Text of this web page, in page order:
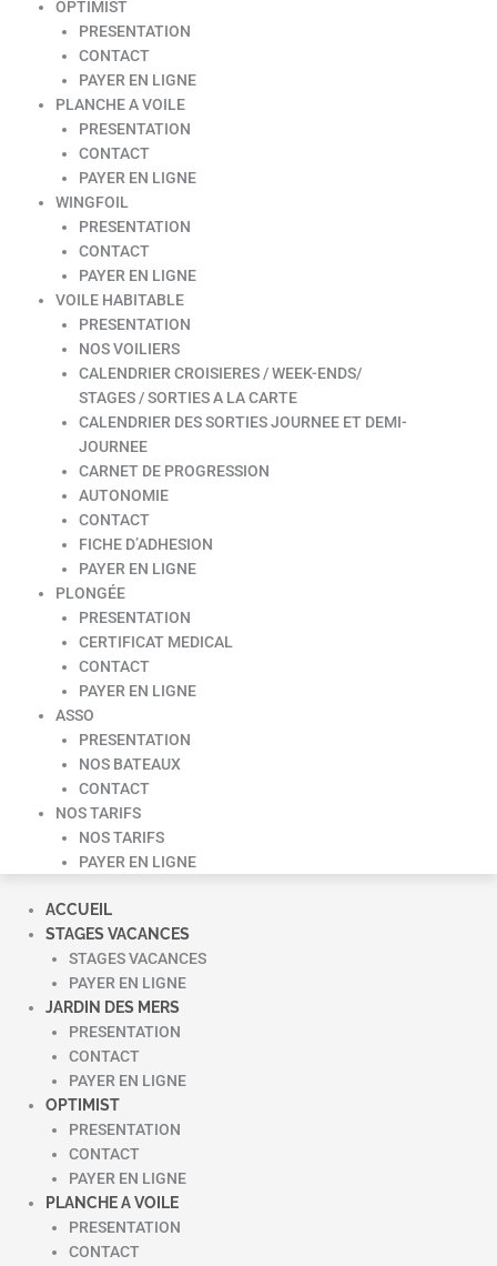
OPTIMIST
PRESENTATION
CONTACT
PAYER EN LIGNE
PLANCHE A VOILE
PRESENTATION
CONTACT
PAYER EN LIGNE
WINGFOIL
PRESENTATION
CONTACT
PAYER EN LIGNE
VOILE HABITABLE
PRESENTATION
NOS VOILIERS
CALENDRIER CROISIERES / WEEK-ENDS/
STAGES / SORTIES A LA CARTE
CALENDRIER DES SORTIES JOURNEE ET DEMI-
JOURNEE
CARNET DE PROGRESSION
AUTONOMIE
CONTACT
FICHE D’ADHESION
PAYER EN LIGNE
PLONGÉE
PRESENTATION
CERTIFICAT MEDICAL
CONTACT
PAYER EN LIGNE
ASSO
PRESENTATION
NOS BATEAUX
CONTACT
NOS TARIFS
NOS TARIFS
PAYER EN LIGNE
ACCUEIL
STAGES VACANCES
STAGES VACANCES
PAYER EN LIGNE
JARDIN DES MERS
PRESENTATION
CONTACT
PAYER EN LIGNE
OPTIMIST
PRESENTATION
CONTACT
PAYER EN LIGNE
PLANCHE A VOILE
PRESENTATION
CONTACT